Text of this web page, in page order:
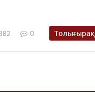
0 Толығырақ